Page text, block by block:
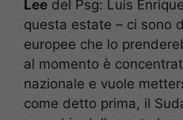
Lee del Psg: Luis
questa estate – ci sono
europee che lo
al momento è
nazionale e vuole
come detto prima, il